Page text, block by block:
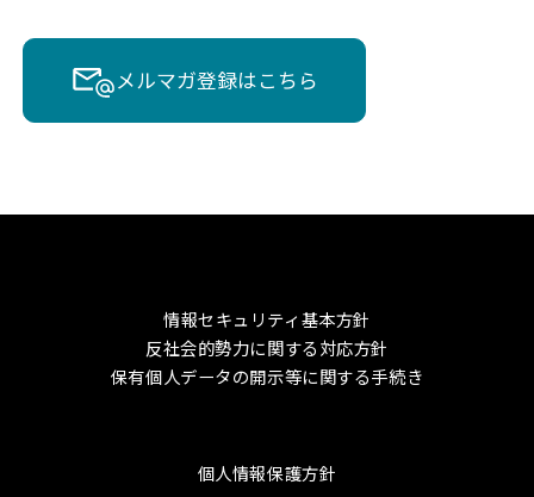
メルマガ登録はこちら
情報セキュリティ基本方針
反社会的勢力に関する対応方針
保有個人データの開示等に関する手続き
個人情報保護方針